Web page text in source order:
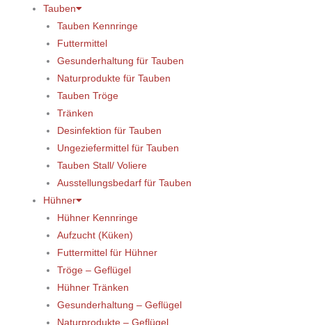
Tauben
Tauben Kennringe
Futtermittel
Gesunderhaltung für Tauben
Naturprodukte für Tauben
Tauben Tröge
Tränken
Desinfektion für Tauben
Ungeziefermittel für Tauben
Tauben Stall/ Voliere
Ausstellungsbedarf für Tauben
Hühner
Hühner Kennringe
Aufzucht (Küken)
Futtermittel für Hühner
Tröge – Geflügel
Hühner Tränken
Gesunderhaltung – Geflügel
Naturprodukte – Geflügel